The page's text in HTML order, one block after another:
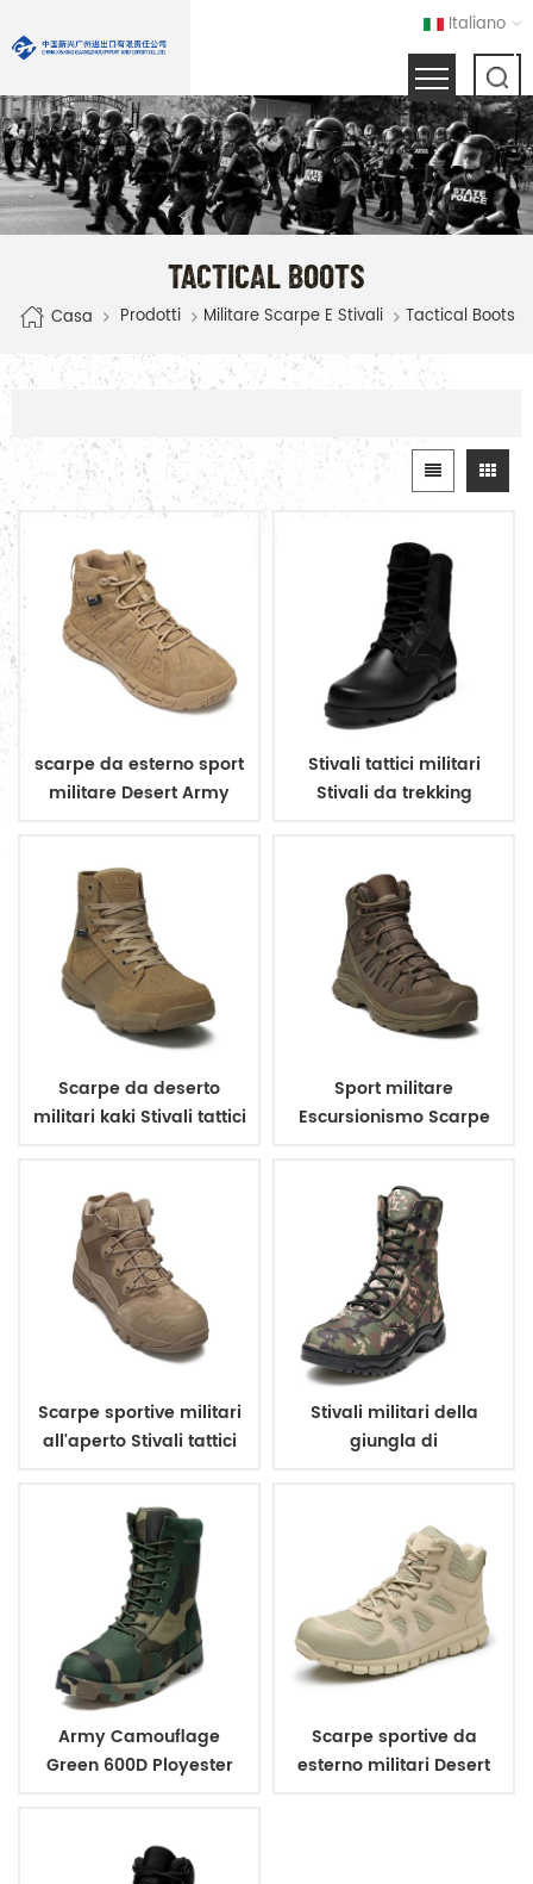
Italiano
TACTICAL BOOTS
Casa Prodotti Militare Scarpe E Stivali Tactical Boots
scarpe da esterno sport
militare Desert Army
Stivali tattici militari
Stivali da trekking
crosta nera
Scarpe da deserto
militari kaki Stivali tattici
Sport militare
Escursionismo Scarpe
dell'esercito
Scarpe sportive militari
all'aperto Stivali tattici
Stivali militari della
giungla di
multifunzionali mimetici
verdi
Army Camouflage
Green 600D Ployester
Scarpe sportive da
esterno militari Desert